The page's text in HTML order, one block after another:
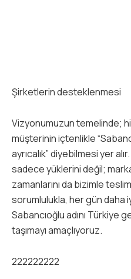
Şirketlerin desteklenmesi
Vizyonumuzun temelinde;
müşterinin içtenlikle
ayrıcalık” diyebilmesi yer
sadece yüklerini değil;
zamanlarını da bizimle
sorumlulukla, her gün daha
Sabancıoğlu adını Türkiye
taşımayı amaçlıyoruz.
222222222